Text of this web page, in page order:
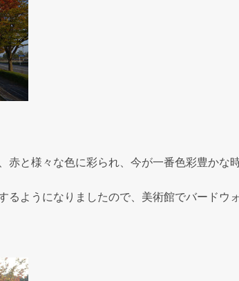
赤と様々な色に彩られ、今が一番色彩豊かな
るようになりましたので、美術館でバードウ